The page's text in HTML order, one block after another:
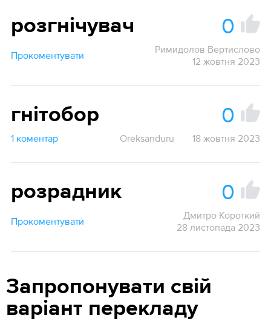
розгнічувач 0
Прокоментувати
Римидолов Вертислово
12 жовтня 2023
гнітобор 0
1 коментар Oreksanduru 18 жовтня 2023
розрадник 0
Прокоментувати
Дмитро Короткий
28 листопада 2023
Запропонувати свій
варіант перекладу